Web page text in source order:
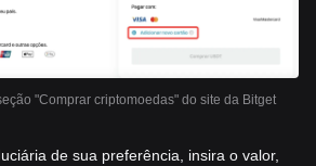
"Comprar criptomoedas" do site da Bitget
de sua preferência, insira o valor,